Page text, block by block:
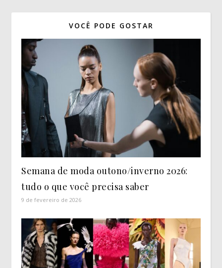
VOCÊ PODE GOSTAR
Semana de moda outono/inverno 2026:
tudo o que você precisa saber
9 de fevereiro de 2026